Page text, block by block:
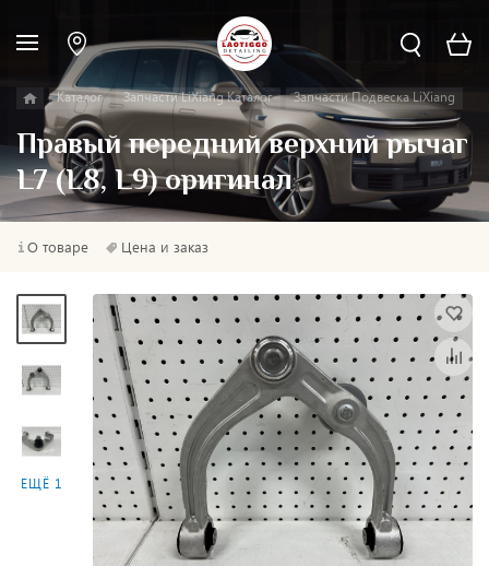
Каталог Запчасти LiXiang Каталог Запчасти Подвеска LiXiang
Правый передний верхний рычаг
L7 (L8, L9) оригинал
О товаре Цена и заказ
ЕЩЁ 1